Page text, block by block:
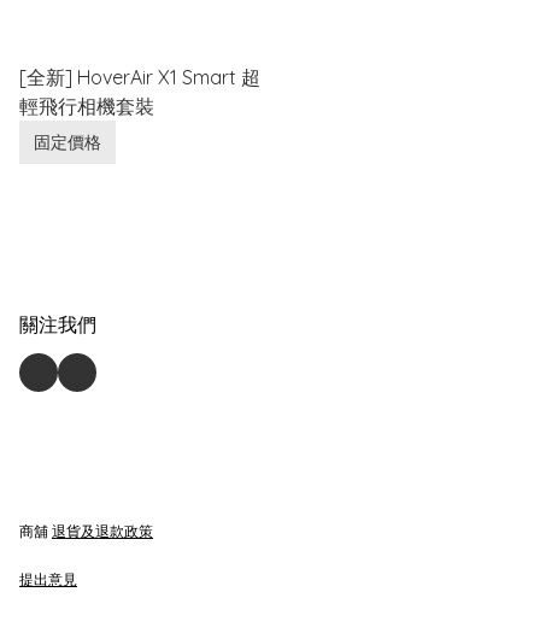
[全新] HoverAir X1 Smart 超
輕飛行相機套裝
固定價格
關注我們
商舖 退貨及退款政策
提出意見